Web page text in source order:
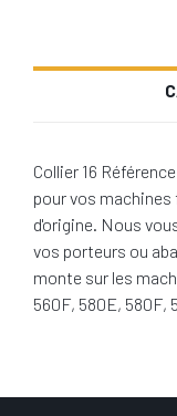
Collier 16
pour vos
d'origine. Nous
vos porteurs ou
monte sur les
560F, 580E, 580F,